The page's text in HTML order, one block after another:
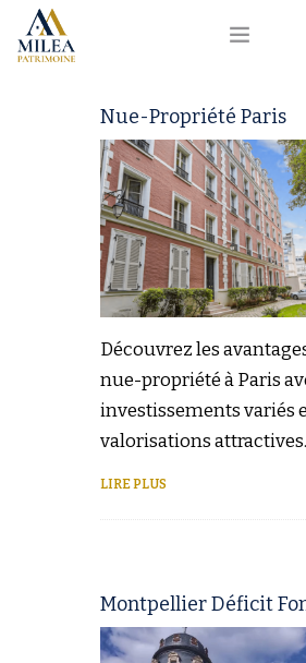
NOS PROGRAMMES
RÉALISATIONS
NOS PARTENAIRES
CONTACT 📞 01 84 20 05 12
Nue-Propriété Paris
Découvrez les
nue-propriété à Paris
investissements variés
valorisations attractives.
LIRE PLUS
Montpellier Déficit